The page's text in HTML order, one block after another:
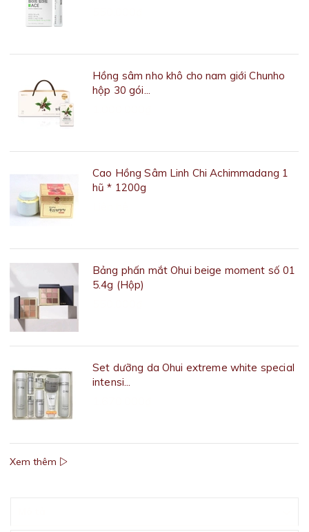
Hồng sâm nho khô cho nam giới Chunho
hộp 30 gói...
Cao Hồng Sâm Linh Chi Achimmadang 1
hũ * 1200g
Bảng phấn mắt Ohui beige moment số 01
5.4g (Hộp)
Set dưỡng da Ohui extreme white special
intensi...
Xem thêm